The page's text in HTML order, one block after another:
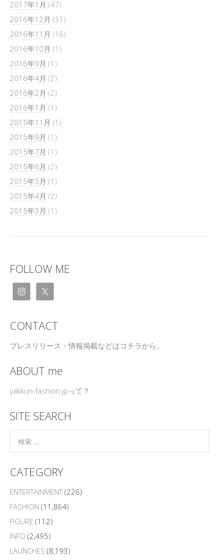
2017年1月 (47)
2016年12月 (31)
2016年11月 (16)
2016年10月 (1)
2016年9月 (1)
2016年4月 (2)
2016年2月 (2)
2016年1月 (1)
2015年11月 (1)
2015年9月 (1)
2015年7月 (1)
2015年6月 (2)
2015年5月 (1)
2015年4月 (2)
2015年3月 (1)
FOLLOW ME
CONTACT
プレスリリース・情報掲載などはコチラから。
ABOUT me
yakkun-fashion.jpって？
SITE SEARCH
CATEGORY
ENTERTAINMENT(226)
FASHION (11,864)
FIGURE (112)
INFO (2,495)
LAUNCHES (8,193)